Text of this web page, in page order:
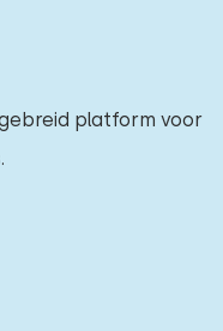
platform voor